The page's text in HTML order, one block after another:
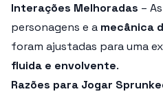
Interações Melhoradas –
personagens e a mecânica
foram ajustadas para uma
fluida e envolvente.
Razões para Jogar